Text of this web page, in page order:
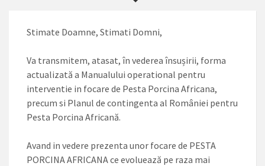
Stimate Doamne, Stimati Domni,
Va transmitem, atasat, în vederea însușirii, forma
actualizată a Manualului operational pentru
interventie in focare de Pesta Porcina Africana,
precum si Planul de contingenta al României pentru
Pesta Porcina Africană.
Avand in vedere prezenta unor focare de PESTA
PORCINA AFRICANA ce evoluează pe raza mai